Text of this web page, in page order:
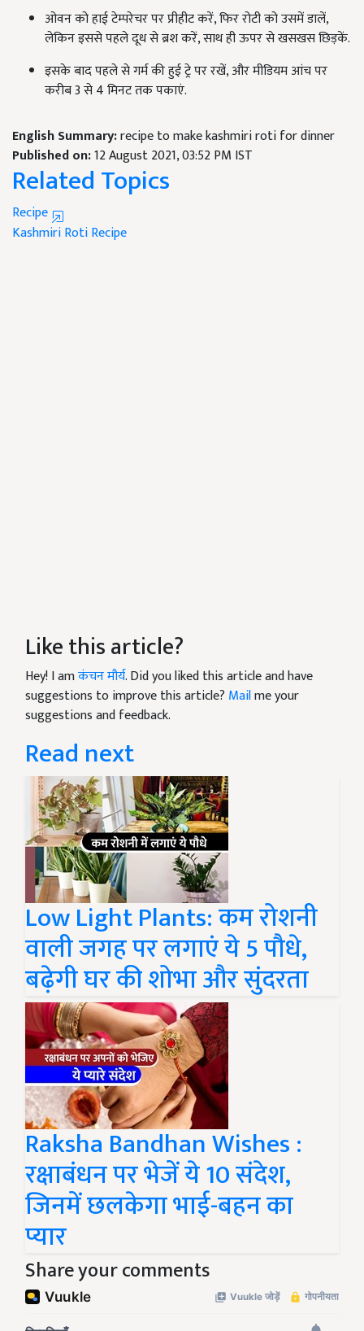
ओवन को हाई टेम्परेचर पर प्रीहीट करें, फिर रोटी को उसमें डालें,
लेकिन इससे पहले दूध से ब्रश करें, साथ ही ऊपर से खसखस छिड़कें.
इसके बाद पहले से गर्म की हुई ट्रे पर रखें, और मीडियम आंच पर
करीब 3 से 4 मिनट तक पकाएं.
English Summary:recipe to make kashmiri roti for dinner
Published on:12 August 2021, 03:52 PM IST
Related Topics
Recipe
Kashmiri RotiRecipe
Like this article?
Hey! I amकंचन मौर्य. Did you liked this article and have
suggestions to improve this article? Mailme your
suggestions and feedback.
Read next
Low Light Plants: कम रोशनी
वाली जगह पर लगाएं ये 5 पौधे,
बढ़ेगी घर की शोभा और सुंदरता
Raksha Bandhan Wishes :
रक्षाबंधन पर भेजें ये 10 संदेश,
जिनमें छलकेगा भाई-बहन का
प्यार
Share your comments